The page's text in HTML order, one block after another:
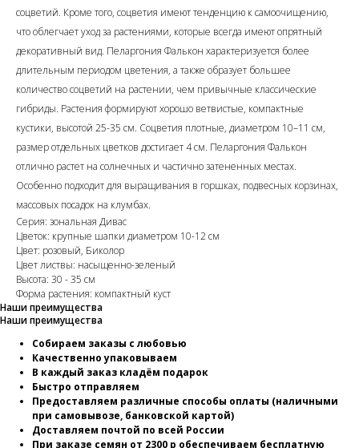
соцветий. Кроме того, соцветия имеют тенденцию к самоочищению,
что облегчает уход за растениями, которые всегда имеют опрятный
декоративный вид. Пеларгония Фалькон характеризуется более
длительным периодом цветения, а также образует большее
количество соцветий на растении, чем привычные классические
гибриды. Растения формируют хорошо ветвистые, компактные
кустики, высотой 25-35 см. Соцветия плотные, диаметром 10–11 см,
размер отдельных цветков достигает 4 см. Пеларгония Фалькон
отлично растет на солнечных и частично затененных местах.
Особенно подходит для выращивания в горшках, подвесных корзинах,
массовых посадок на клумбах.
Серия: зональная Дивас
Цветок: крупные шапки диаметром 10-12 см
Цвет: розовый, Биколор
Цвет листвы: насыщенно-зеленый
Высота: 30 - 35 см
Форма растения: компактный куст
Наши преимущества
Наши преимущества
Собираем заказы с любовью
Качественно упаковываем
В каждый заказ кладём подарок
Быстро отправляем
Предоставляем различные способы оплаты (наличными
при самовывозе, банковской картой)
Доставляем почтой по всей России
При заказе семян от 2300 р обеспечиваем бесплатную